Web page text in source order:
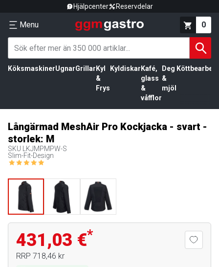
Hjälpcenter Reservdelar
Menu 0
KöksmaskinerUgnarGrillar Kyl
&
Frys
Kyldiskar Kafé,
glass
&
våfflor
Deg
&
mjöl
Långärmad MeshAir Pro Kockjacka - svart -
storlek: M
SKU
LKJMPMPW-S
Slim-Fit-Design
431,03 €*
RRP 718,46 kr